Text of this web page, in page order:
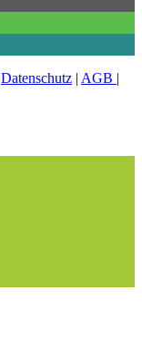
Datenschutz | AGB |